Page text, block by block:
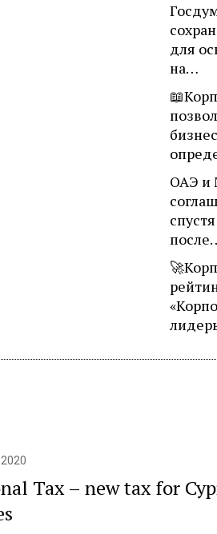
для
на…
ОАЭ и
Tax – new tax for